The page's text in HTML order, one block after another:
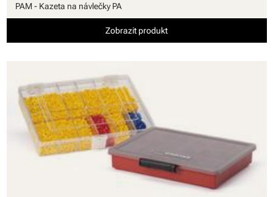
PAM - Kazeta na návlečky PA
Zobrazit produkt